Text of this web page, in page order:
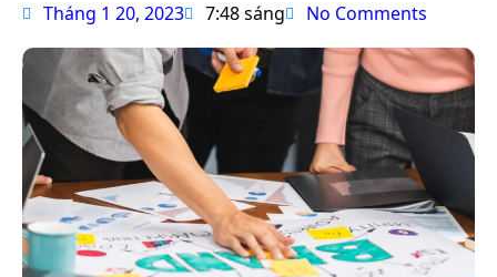
Tháng 1 20, 2023 7:48 sáng No Comments